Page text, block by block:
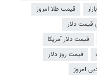
قیمت طلا امروز
قیمت دلار
قیمت دلار آمریکا
قیمت روز دلار
امروز